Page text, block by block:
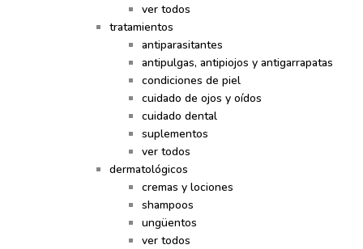
ver todos
tratamientos
antiparasitantes
antipulgas, antipiojos y antigarrapatas
condiciones de piel
cuidado de ojos y oídos
cuidado dental
suplementos
ver todos
dermatológicos
cremas y lociones
shampoos
ungüentos
ver todos